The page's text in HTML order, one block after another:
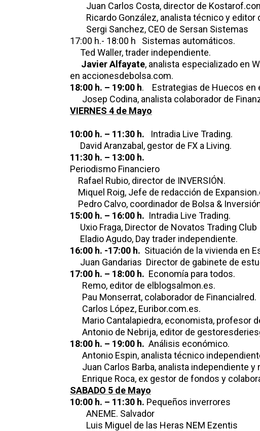
Juan Carlos Costa, director de
Ricardo González, analista técnico y editor
Sergi Sanchez, CEO de Sersan Sistemas
17:00 h.- 18:00 h Sistemas automáticos.
Ted Waller, trader independiente.
Javier Alfayate, analista especializado en
en accionesdebolsa.com.
18:00 h. – 19:00 h. Estrategias de Huecos en
Josep Codina, analista colaborador de
VIERNES 4 de Mayo
10:00 h. – 11:30 h. Intradia Live Trading.
David Aranzabal, gestor de FX a Living.
11:30 h. – 13:00 h.
Periodismo Financiero
Rafael Rubio, director de INVERSIÓN.
Miquel Roig, Jefe de redacción de
Pedro Calvo, coordinador de Bolsa &
15:00 h. – 16:00 h. Intradia Live Trading.
Uxio Fraga, Director de Novatos Trading Club
Eladio Agudo, Day trader independiente.
16:00 h. -17:00 h. Situación de la vivienda en
Juan Gandarias Director de gabinete de
17:00 h. – 18:00 h. Economía para todos.
Remo, editor de elblogsalmon.es.
Pau Monserrat, colaborador de Financialred.
Carlos López, Euribor.com.es.
Mario Cantalapiedra, economista, profesor
Antonio de Nebrija, editor de
18:00 h. – 19:00 h. Análisis económico.
Antonio Espin, analista técnico
Juan Carlos Barba, analista independiente y
Enrique Roca, ex gestor de fondos y
SABADO 5 de Mayo
10:00 h. – 11:30 h. Pequeños inverrores
ANEME. Salvador
Luis Miguel de las Heras NEM Ezentis